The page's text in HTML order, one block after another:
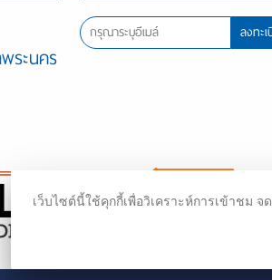
ระนคร
ลงทะ
เว็บไซต์นี้ใช้คุกกี้เพื่อวิเคราะห์การเข้าชม